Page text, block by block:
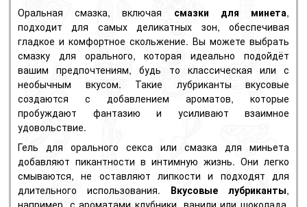
Оральная смазка, включая смазки для минета,
подходит для самых деликатных зон, обеспечивая
гладкое и комфортное скольжение. Вы можете выбрать
смазку для орального, которая идеально подойдёт
вашим предпочтениям, будь то классическая или с
необычным вкусом. Такие лубриканты вкусовые
создаются с добавлением ароматов, которые
пробуждают фантазию и усиливают взаимное
удовольствие.
Гель для орального секса или смазка для миньета
добавляют пикантности в интимную жизнь. Они легко
смываются, не оставляют липкости и подходят для
длительного использования. Вкусовые лубриканты,